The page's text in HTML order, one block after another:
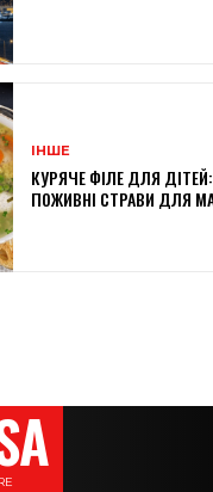
ІНШЕ
КУРЯЧЕ ФІЛЕ ДЛЯ
ПОЖИВНІ СТРАВИ ДЛЯ